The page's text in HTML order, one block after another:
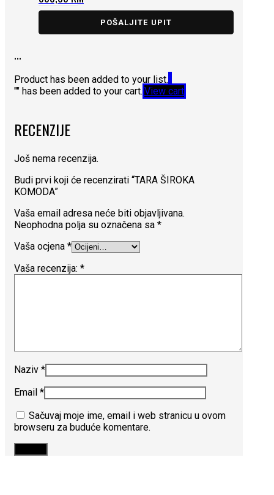
POŠALJITE UPIT
...
Product has been added to your list.
"" has been added to your cart. View cart
RECENZIJE
Još nema recenzija.
Budi prvi koji će recenzirati “TARA ŠIROKA
KOMODA”
Vaša email adresa neće biti objavljivana.
Neophodna polja su označena sa *
Vaša ocjena *
Vaša recenzija: *
Naziv *
Email *
Sačuvaj moje ime, email i web stranicu u ovom
browseru za buduće komentare.